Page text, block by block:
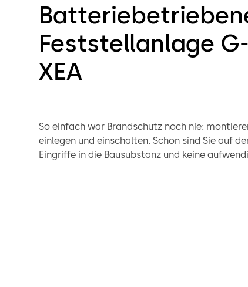
Feststellanlage
XEA
So einfach war Brandschutz noch nie:
einlegen und einschalten. Schon sind Sie auf
Eingriffe in die Bausubstanz und keine